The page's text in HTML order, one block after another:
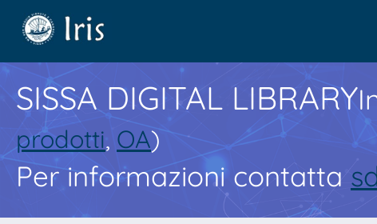
SISSA DIGITAL LIBRARY
prodotti, OA)
Per informazioni contatta